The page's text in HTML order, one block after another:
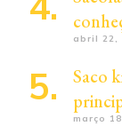
abril 22,
Saco
março